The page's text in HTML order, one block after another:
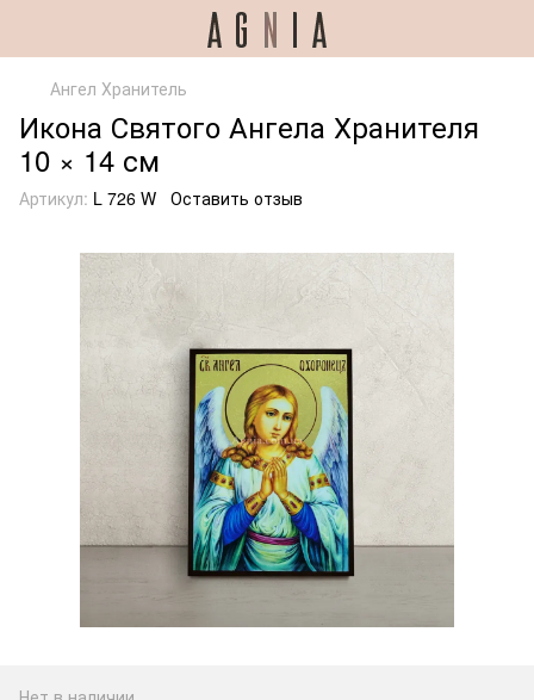
Ангел Хранитель
Икона Святого Ангела Хранителя
10 × 14 см
Артикул: L 726 W Оставить отзыв